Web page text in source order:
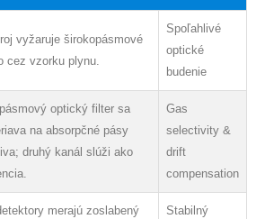
vyžaruje širokopásmové
cez vzorku plynu.
Spoľahlivé
optické
budenie
optický filter sa
na absorpčné pásy
druhý kanál slúži ako
Gas
selectivity &
drift
compensation
merajú zoslabený
Stabilný